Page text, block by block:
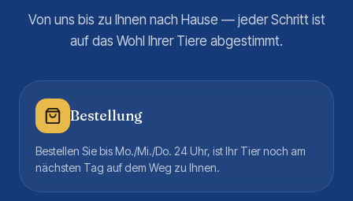
Von uns bis zu Ihnen nach Hause — jeder Schritt ist
auf das Wohl Ihrer Tiere abgestimmt.
Bestellung
Bestellen Sie bis Mo./Mi./Do. 24 Uhr, ist Ihr Tier noch am
nächsten Tag auf dem Weg zu Ihnen.